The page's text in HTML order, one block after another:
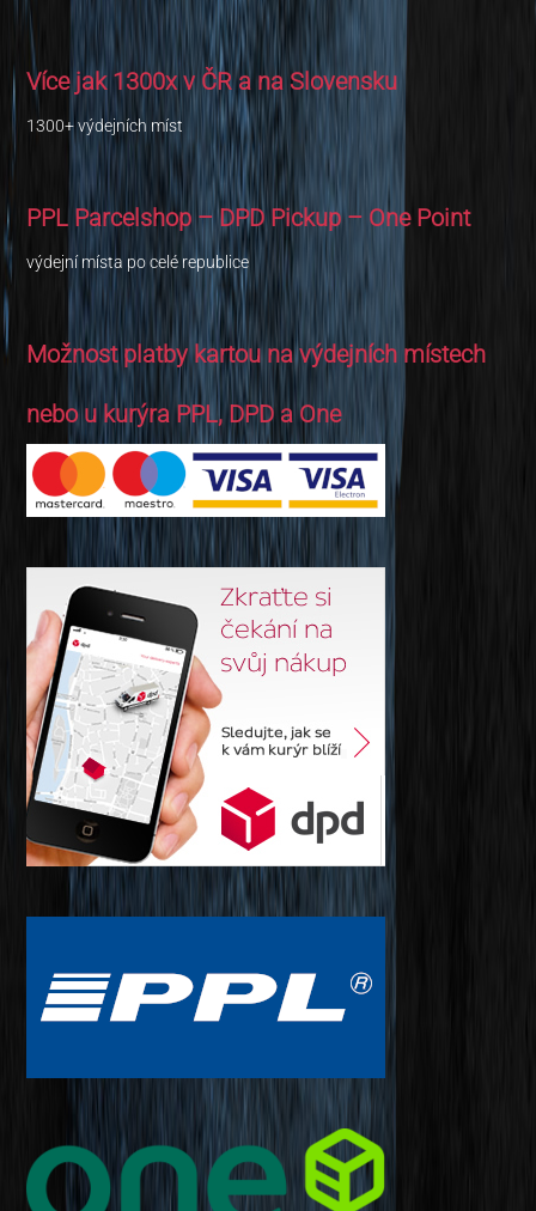
Více jak 1300x v ČR a na Slovensku
1300+ výdejních míst
PPL Parcelshop – DPD Pickup – One Point
výdejní místa po celé republice
Možnost platby kartou na výdejních místech
nebo u kurýra PPL, DPD a One